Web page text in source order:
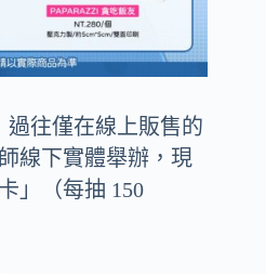
過往僅在線上販售的
線下實體舉辦，現
」（每抽 150